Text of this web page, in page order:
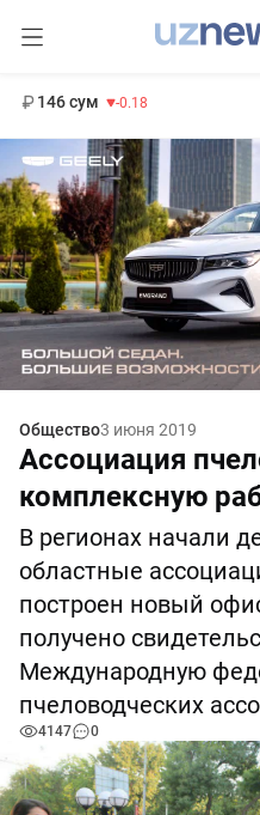
146 сум -0.18
Общество3 июня 2019
Ассоциация
комплексную
В регионах начали
областные
построен новый
получено
Международную
пчеловодческих
4147 0